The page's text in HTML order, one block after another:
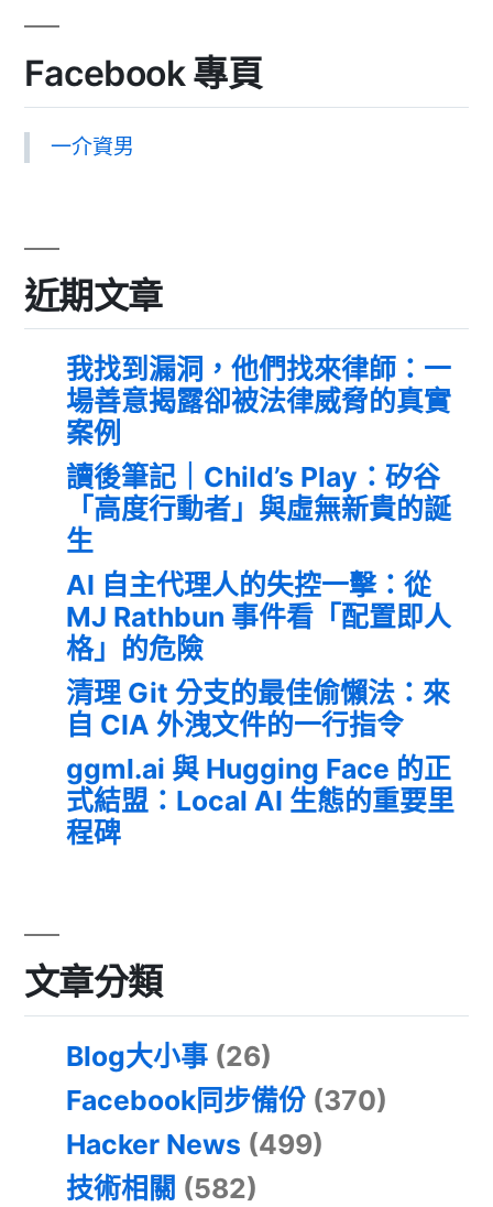
Facebook 專頁
一介資男
近期文章
我找到漏洞，他們找來律師：一
場善意揭露卻被法律威脅的真實
案例
讀後筆記｜Child’s Play：矽谷
「高度行動者」與虛無新貴的誕
生
AI 自主代理人的失控一擊：從
MJ Rathbun 事件看「配置即人
格」的危險
清理 Git 分支的最佳偷懶法：來
自 CIA 外洩文件的一行指令
ggml.ai 與 Hugging Face 的正
式結盟：Local AI 生態的重要里
程碑
文章分類
Blog大小事 (26)
Facebook同步備份 (370)
Hacker News (499)
技術相關 (582)